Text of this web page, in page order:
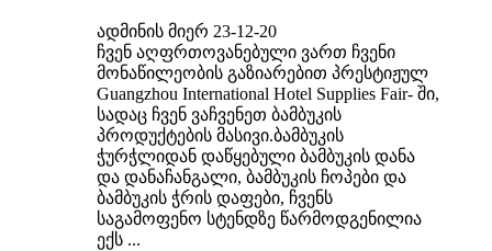
ადმინის მიერ 23-12-20
ჩვენ აღფრთოვანებული ვართ ჩვენი
მონაწილეობის გაზიარებით პრესტიჟულ
Guangzhou International Hotel Supplies Fair- ში,
სადაც ჩვენ ვაჩვენეთ ბამბუკის
პროდუქტების მასივი.ბამბუკის
ჭურჭლიდან დაწყებული ბამბუკის დანა
და დანაჩანგალი, ბამბუკის ჩოპები და
ბამბუკის ჭრის დაფები, ჩვენს
საგამოფენო სტენდზე წარმოდგენილია
ექს ...